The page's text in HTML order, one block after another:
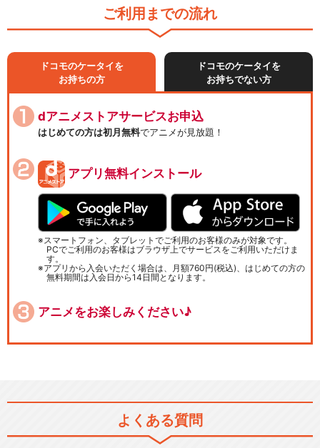
ご利用までの流れ
ドコモのケータイを
お持ちの方
ドコモのケータイを
お持ちでない方
dアニメストアサービスお申込
はじめての方は初月無料でアニメが見放題！
アプリ無料インストール
スマートフォン、タブレットでご利用のお客様のみが対象です。
PCでご利用のお客様はブラウザ上でサービスをご利用いただけま
す。
アプリから入会いただく場合は、月額760円(税込)、はじめての方の
無料期間は入会日から14日間となります。
アニメをお楽しみください♪
よくある質問